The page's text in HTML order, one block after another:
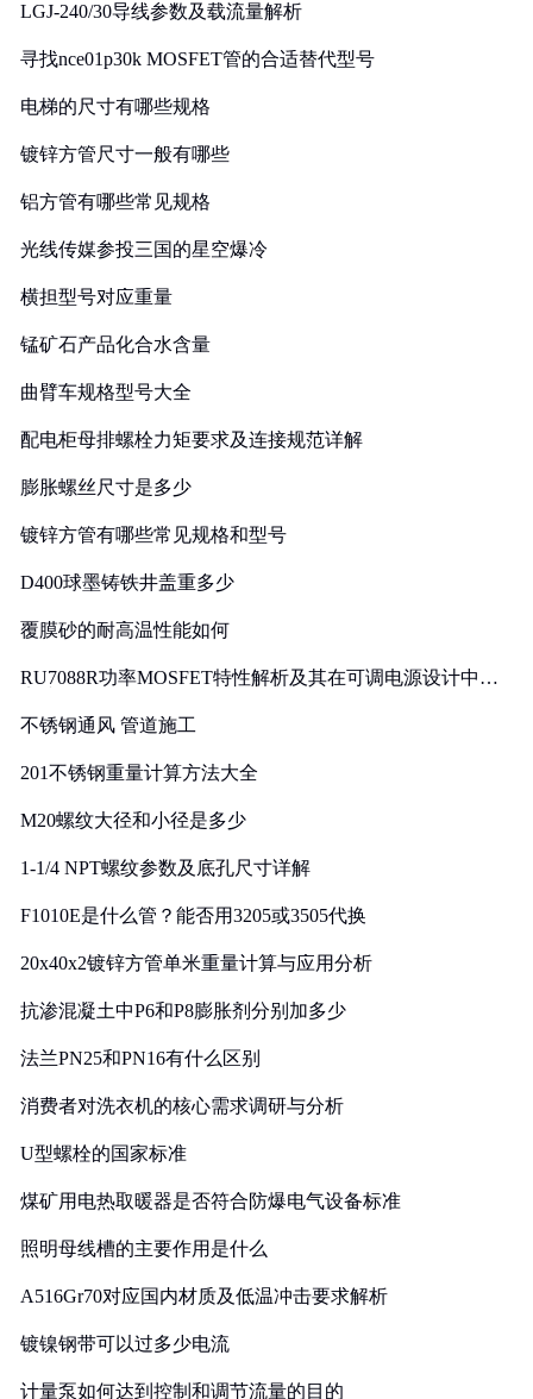
LGJ-240/30导线参数及载流量解析
寻找nce01p30k MOSFET管的合适替代型号
电梯的尺寸有哪些规格
镀锌方管尺寸一般有哪些
铝方管有哪些常见规格
光线传媒参投三国的星空爆冷
横担型号对应重量
锰矿石产品化合水含量
曲臂车规格型号大全
配电柜母排螺栓力矩要求及连接规范详解
膨胀螺丝尺寸是多少
镀锌方管有哪些常见规格和型号
D400球墨铸铁井盖重多少
覆膜砂的耐高温性能如何
RU7088R功率MOSFET特性解析及其在可调电源设计中的
不锈钢通风 管道施工
201不锈钢重量计算方法大全
M20螺纹大径和小径是多少
1-1/4 NPT螺纹参数及底孔尺寸详解
F1010E是什么管？能否用3205或3505代换
20x40x2镀锌方管单米重量计算与应用分析
抗渗混凝土中P6和P8膨胀剂分别加多少
法兰PN25和PN16有什么区别
消费者对洗衣机的核心需求调研与分析
U型螺栓的国家标准
煤矿用电热取暖器是否符合防爆电气设备标准
照明母线槽的主要作用是什么
A516Gr70对应国内材质及低温冲击要求解析
镀镍钢带可以过多少电流
计量泵如何达到控制和调节流量的目的